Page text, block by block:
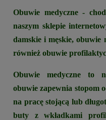
Obuwie medyczne -
naszym sklepie
damskie i męskie, obuwie
również obuwie
Obuwie medyczne to
obuwie zapewnia stopom
na pracę stojącą lub
buty z wkładkami